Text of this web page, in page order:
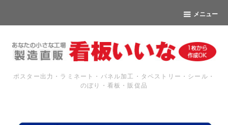
メニュー
ポスター出力・ラミネート・パネル加工・タペストリー・シール・
のぼり・看板・販促品